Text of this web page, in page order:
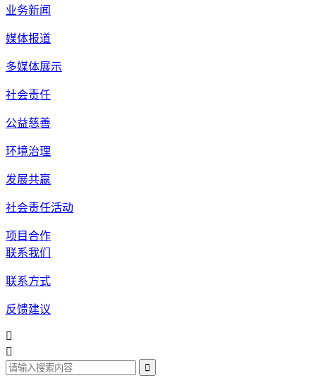
业务新闻
媒体报道
多媒体展示
社会责任
公益慈善
环境治理
发展共赢
社会责任活动
项目合作
联系我们
联系方式
反馈建议

